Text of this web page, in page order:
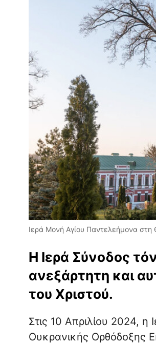
Ιερά Μονή Αγίου Παντελεήμονα
Η Ιερά Σύνοδος
ανεξάρτητη και
του Χριστού.
Στις 10 Απριλίου 2024, η
Ουκρανικής Ορθόδοξης